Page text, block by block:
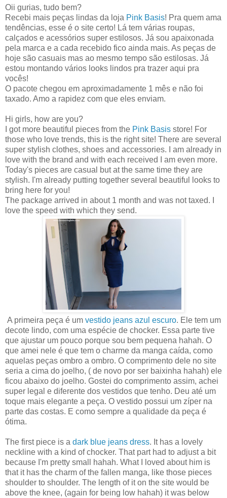
Oii gurias, tudo bem?
Recebi mais peças lindas da loja Pink Basis! Pra quem ama
tendências, esse é o site certo! Lá tem várias roupas,
calçados e acessórios super estilosos. Já sou apaixonada
pela marca e a cada recebido fico ainda mais. As peças de
hoje são casuais mas ao mesmo tempo são estilosas. Já
estou montando vários looks lindos pra trazer aqui pra
vocês!
O pacote chegou em aproximadamente 1 mês e não foi
taxado. Amo a rapidez com que eles enviam.
Hi girls, how are you?
I got more beautiful pieces from the Pink Basis store! For
those who love trends, this is the right site! There are several
super stylish clothes, shoes and accessories. I am already in
love with the brand and with each received I am even more.
Today's pieces are casual but at the same time they are
stylish. I'm already putting together several beautiful looks to
bring here for you!
The package arrived in about 1 month and was not taxed. I
love the speed with which they send.
A primeira peça é um vestido jeans azul escuro. Ele tem um
decote lindo, com uma espécie de chocker. Essa parte tive
que ajustar um pouco porque sou bem pequena hahah. O
que amei nele é que tem o charme da manga caída, como
aquelas peças ombro a ombro. O comprimento dele no site
seria a cima do joelho, ( de novo por ser baixinha hahah) ele
ficou abaixo do joelho. Gostei do comprimento assim, achei
super legal e diferente dos vestidos que tenho. Deu até um
toque mais elegante a peça. O vestido possui um zíper na
parte das costas. E como sempre a qualidade da peça é
ótima.
The first piece is a dark blue jeans dress. It has a lovely
neckline with a kind of chocker. That part had to adjust a bit
because I'm pretty small hahah. What I loved about him is
that it has the charm of the fallen manga, like those pieces
shoulder to shoulder. The length of it on the site would be
above the knee, (again for being low hahah) it was below